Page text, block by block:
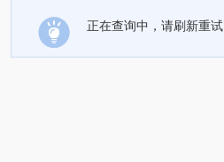
正在查询中，请刷新重试